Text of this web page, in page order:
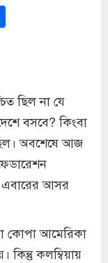
ছিল না যে
বসবে? কিংবা
অবশেষে আজ
এবারের আসর
কোপা আমেরিকা
কিন্তু কলম্বিয়ায়